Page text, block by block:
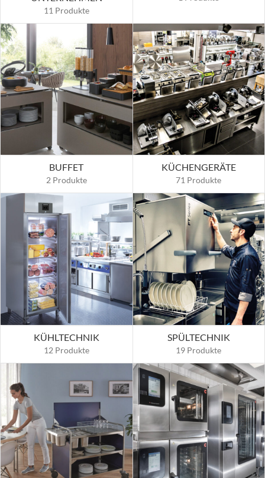
11 Produkte
BUFFET
2 Produkte
KÜCHENGERÄTE
71 Produkte
KÜHLTECHNIK
12 Produkte
SPÜLTECHNIK
19 Produkte